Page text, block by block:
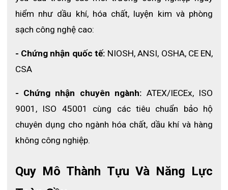
liệu Nitrile an toàn với da tay, không chứa protein gây dị ứng và
có tính năng chống tốt với hầu hết các chất hóa chất, dung môi
Găng tay Nitrile vô cùnng bền chắc với khả năng chống đâm
xuyên cao hơn tất cả các loại găng tay khác. Độ bền co dãn
cũng khá tốt với giới hạn kéo dài thường là 500% hoặc cao hơn.
Mức độ co dãn vừa phải tăng khả năng thích ứng với kiểu dáng
hiểm như dầu khí, hóa chất, luyện kim và phòng
sạch công nghệ cao:
- Chứng nhận quốc tế: NIOSH, ANSI, OSHA, CE EN,
CSA
- Chứng nhận chuyên ngành: ATEX/IECEx, ISO
9001, ISO 45001 cùng các tiêu chuẩn bảo hộ
chuyên dụng cho ngành hóa chất, dầu khí và hàng
không công nghiệp.
Quy Mô Thành Tựu Và Năng Lực